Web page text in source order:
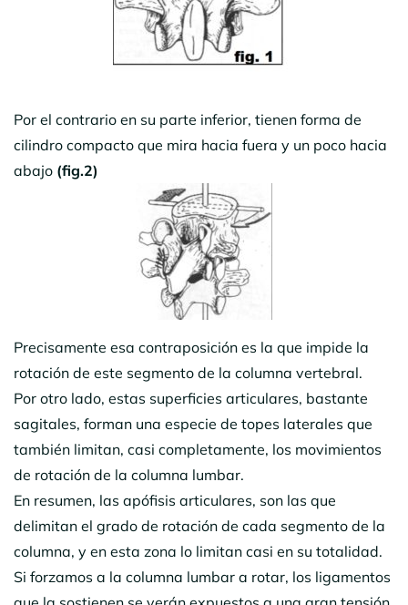
Por el contrario en su parte inferior, tienen forma de
cilindro compacto que mira hacia fuera y un poco hacia
abajo (fig.2)
Precisamente esa contraposición es la que impide la
rotación de este segmento de la columna vertebral.
Por otro lado, estas superficies articulares, bastante
sagitales, forman una especie de topes laterales que
también limitan, casi completamente, los movimientos
de rotación de la columna lumbar.
En resumen, las apófisis articulares, son las que
delimitan el grado de rotación de cada segmento de la
columna, y en esta zona lo limitan casi en su totalidad.
Si forzamos a la columna lumbar a rotar, los ligamentos